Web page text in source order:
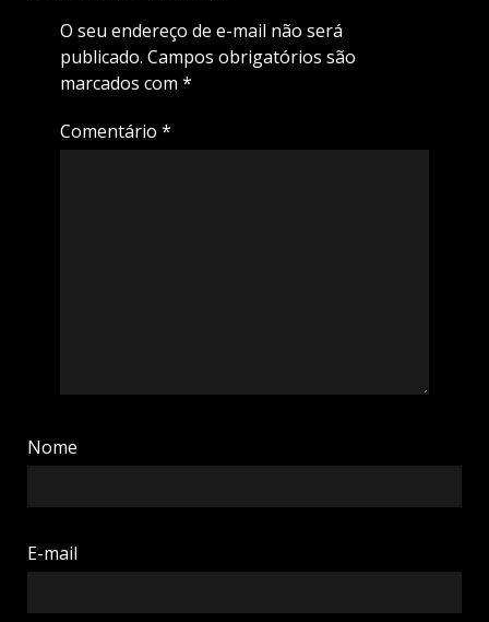
O seu endereço de e-mail não será
publicado. Campos obrigatórios são
marcados com *
Comentário *
Nome
E-mail